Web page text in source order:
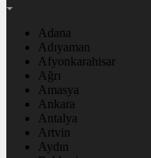
Adana
Adıyaman
Afyonkarahisar
Ağrı
Amasya
Ankara
Antalya
Artvin
Aydın